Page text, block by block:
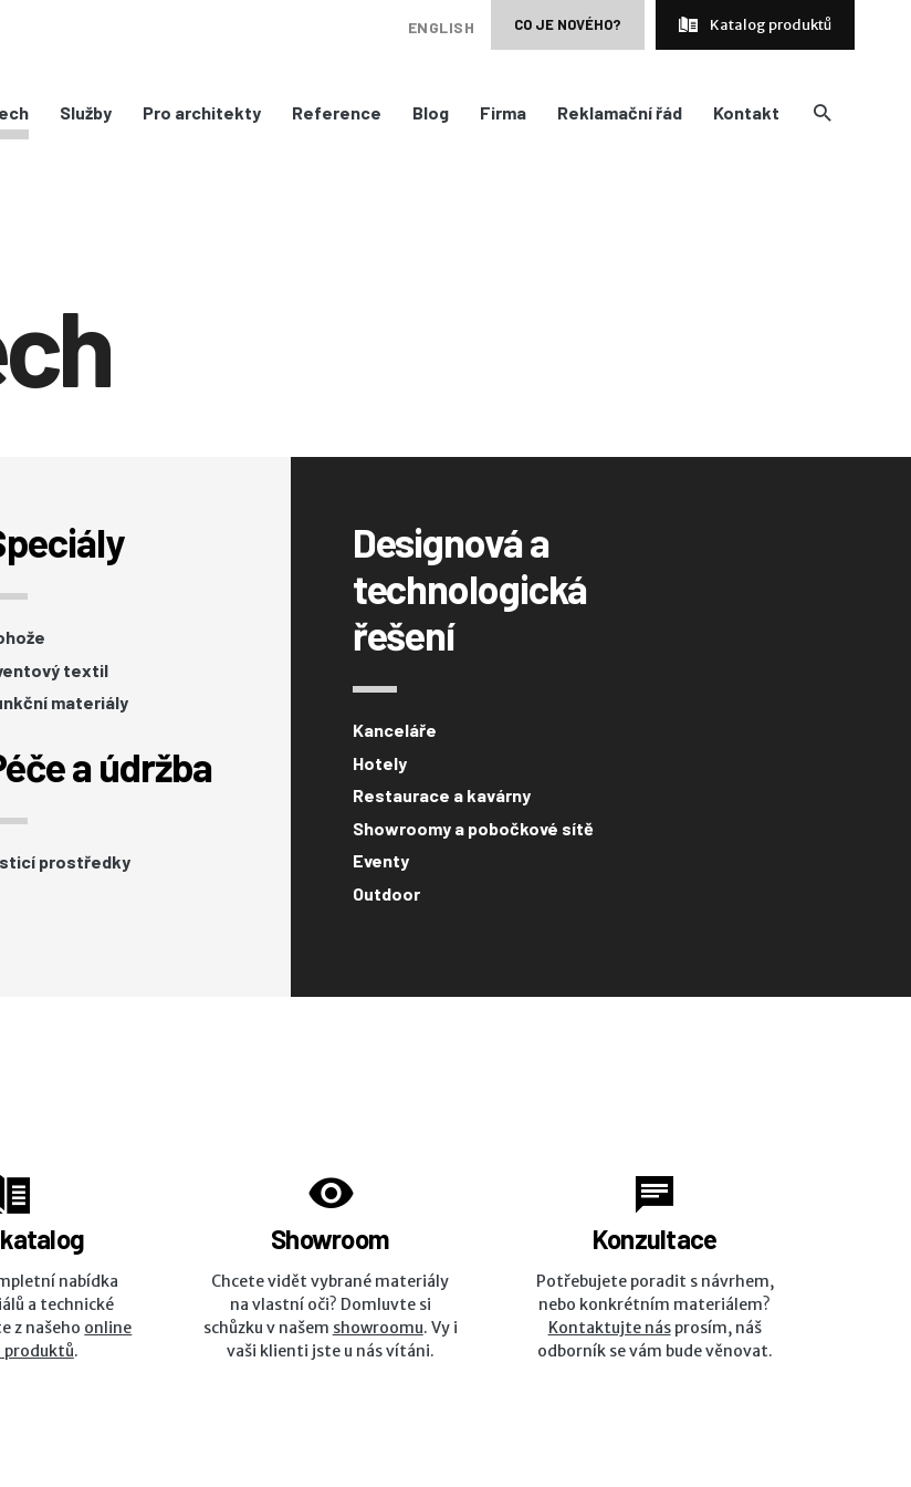
ENGLISH CO JE NOVÉHO? Katalog produktů
Služby Pro architekty Reference Blog Firma Reklamační řád Kontakt
textil
materiály
a údržba
prostředky
Designová a
technologická
řešení
Kanceláře
Hotely
Restaurace a kavárny
Showroomy a pobočkové sítě
Eventy
Outdoor
nabídka
a technické
z našeho online
produktů.
Showroom
Chcete vidět vybrané materiály
na vlastní oči? Domluvte si
schůzku v našem showroomu. Vy i
vaši klienti jste u nás vítáni.
Konzultace
Potřebujete poradit s návrhem,
nebo konkrétním materiálem?
Kontaktujte násprosím, náš
odborník se vám bude věnovat.